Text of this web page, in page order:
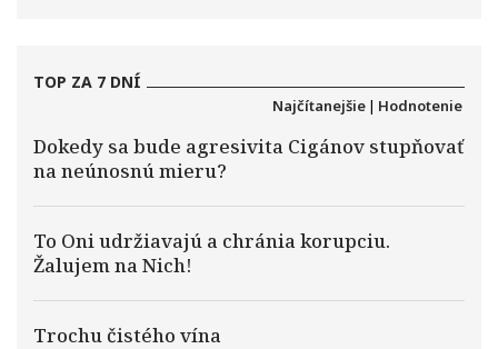
TOP ZA 7 DNÍ
Najčítanejšie | Hodnotenie
Dokedy sa bude agresivita Cigánov stupňovať
na neúnosnú mieru?
To Oni udržiavajú a chránia korupciu.
Žalujem na Nich!
Trochu čistého vína